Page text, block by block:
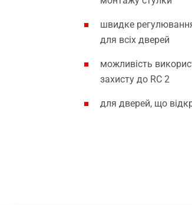
Мансардні вікна
швидке
для всіх дверей
можливість
захисту до RC 2
для дверей, що